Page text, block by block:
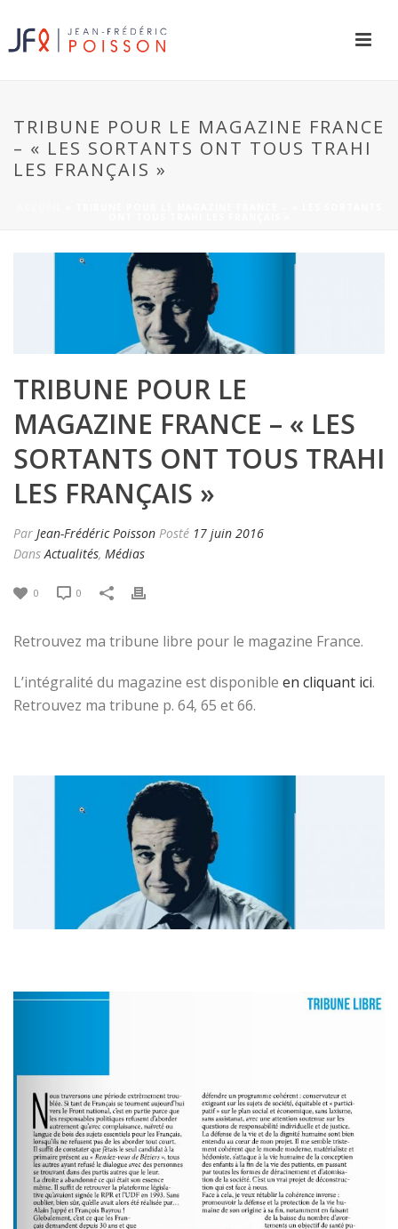
TRIBUNE POUR LE MAGAZINE FRANCE
– « LES SORTANTS ONT TOUS TRAHI
LES FRANÇAIS »
TRIBUNE POUR LE
MAGAZINE FRANCE – « LES
SORTANTS ONT TOUS TRAHI
LES FRANÇAIS »
Par Jean-Frédéric Poisson Posté 17 juin 2016
DansActualités, Médias
0 0
Retrouvez ma tribune libre pour le magazine France.
L’intégralité du magazine est disponible en cliquant ici.
Retrouvez ma tribune p. 64, 65 et 66.